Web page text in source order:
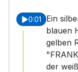
0:01
Ein
blauen
gelben
der